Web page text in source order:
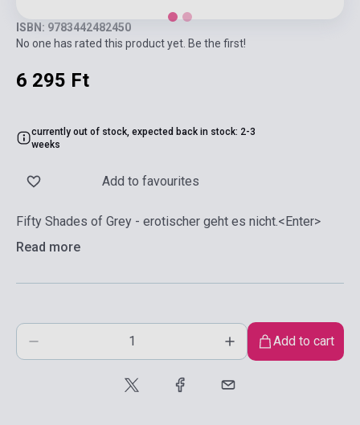
ISBN: 9783442482450
No one has rated this product yet. Be the first!
6 295 Ft
currently out of stock, expected back in stock: 2-3
weeks
Add to favourites
Fifty Shades of Grey - erotischer geht es nicht.<Enter>
Read more
Add to cart